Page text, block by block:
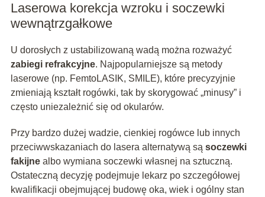
Laserowa korekcja wzroku i soczewki
wewnątrzgałkowe
U dorosłych z ustabilizowaną wadą można rozważyć
zabiegi refrakcyjne. Najpopularniejsze są metody
laserowe (np. FemtoLASIK, SMILE), które precyzyjnie
zmieniają kształt rogówki, tak by skorygować „minusy” i
często uniezależnić się od okularów.
Przy bardzo dużej wadzie, cienkiej rogówce lub innych
przeciwwskazaniach do lasera alternatywą są soczewki
fakijnealbo wymiana soczewki własnej na sztuczną.
Ostateczną decyzję podejmuje lekarz po szczegółowej
kwalifikacji obejmującej budowę oka, wiek i ogólny stan